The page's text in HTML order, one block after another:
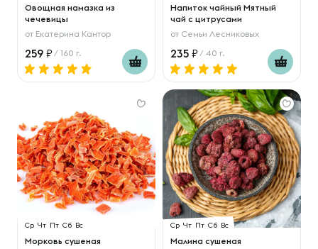
Овощная намазка из
чечевицы
от Екатерина Кантор
259 / 160 г.
Напиток чайный Мятный
чай с цитрусами
от Семьи Лесниковых
235 / 40 г.
Ср Чт Пт Сб Вс
Морковь сушеная
Ср Чт Пт Сб Вс
Малина сушеная